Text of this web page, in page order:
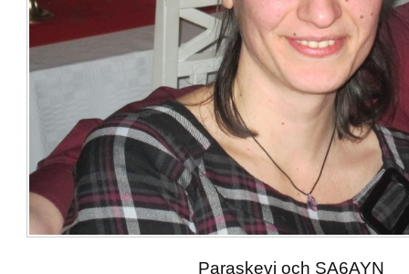
Paraskevi och SA6AYN